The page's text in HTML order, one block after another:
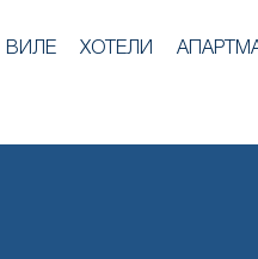
ВИЛЕ ХОТЕЛИ